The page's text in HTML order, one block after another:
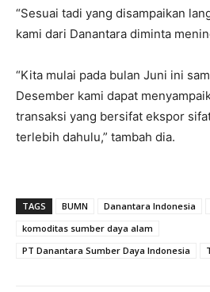
“Sesuai tadi yang disampaikan
kami dari Danantara diminta
“Kita mulai pada bulan Juni ini
Desember kami dapat
transaksi yang bersifat ekspor
terlebih dahulu,” tambah dia.
TAGS BUMN Danantara Indonesia
komoditas sumber daya alam
PT Danantara Sumber Daya Indonesia